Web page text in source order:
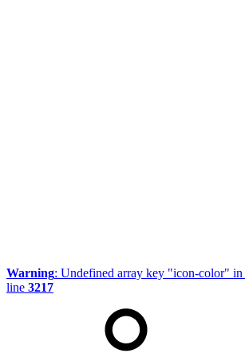
Warning: Undefined array key "icon-color" in
line 3217